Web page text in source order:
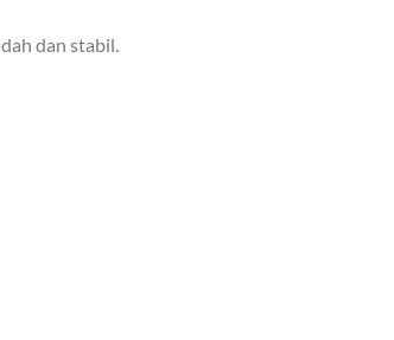
dan stabil.